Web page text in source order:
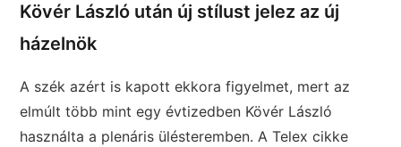
Kövér László után új stílust jelez az új
házelnök
A szék azért is kapott ekkora figyelmet, mert az
elmúlt több mint egy évtizedben Kövér László
használta a plenáris ülésteremben. A Telex cikke